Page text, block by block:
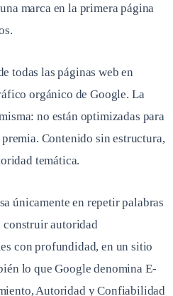
marca en la primera página
todas las páginas web en
orgánico de Google. La
no están optimizadas para
Contenido sin estructura,
temática.
únicamente en repetir palabras
construir autoridad
con profundidad, en un sitio
lo que Google denomina E-
Autoridad y Confiabilidad